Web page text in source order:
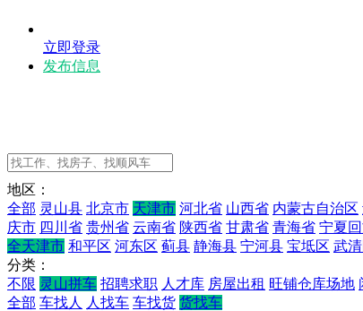
立即登录
发布信息
地区：
全部 灵山县 北京市 天津市 河北省 山西省 内蒙古自治区
庆市 四川省 贵州省 云南省 陕西省 甘肃省 青海省 宁夏
全天津市 和平区 河东区 蓟县 静海县 宁河县 宝坻区 武
分类：
不限 灵山拼车 招聘求职 人才库 房屋出租 旺铺仓库场地
全部 车找人 人找车 车找货 货找车